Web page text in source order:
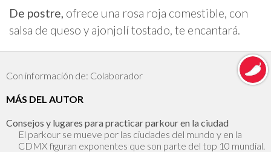
De postre, ofrece una rosa roja comestible, con
salsa de queso y ajonjolí tostado, te encantará.
Con información de: Colaborador
MÁS DEL AUTOR
Consejos y lugares para practicar parkour en la ciudad
El parkour se mueve por las ciudades del mundo y en la
CDMX figuran exponentes que son parte del top 10 mundial.